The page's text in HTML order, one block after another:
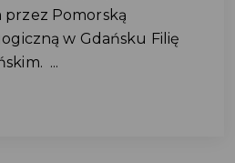
Pomorską
w Gdańsku Filię
...